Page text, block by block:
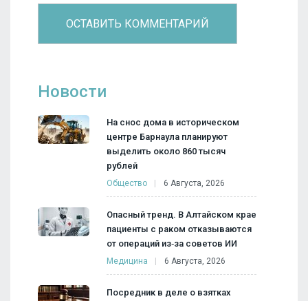
Новости
На снос дома в историческом
центре Барнаула планируют
выделить около 860 тысяч
рублей
Общество 6 Августа, 2026
Опасный тренд. В Алтайском крае
пациенты с раком отказываются
от операций из‑за советов ИИ
Медицина 6 Августа, 2026
Посредник в деле о взятках